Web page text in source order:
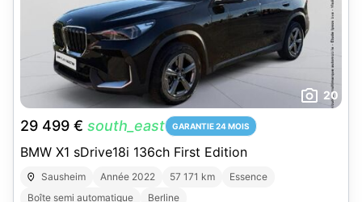
20
29 499 € south_east GARANTIE 24 MOIS
BMW X1 sDrive18i 136ch First Edition
Sausheim Année 2022 57 171 km
Essence
Boîte semi automatique
Berline